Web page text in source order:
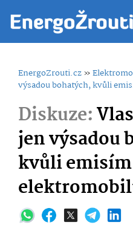
EnergoZrouti.cz»
výsadou bohatých, kvůli
Diskuze:
jen výsadou
kvůli